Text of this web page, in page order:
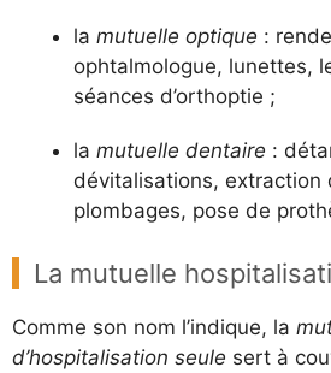
la mutuelle optique :
ophtalmologue, lunettes,
séances d’orthoptie ;
la mutuelle dentaire :
dévitalisations, extraction
plombages, pose de
La mutuelle
Comme son nom l’indique, la
d’hospitalisation seule sert à